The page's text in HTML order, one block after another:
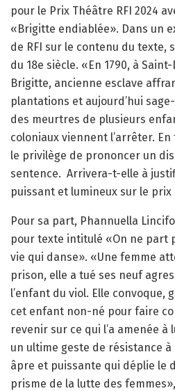
pour le Prix Théâtre RFI 2024
«Brigitte endiablée». Dans un
de RFI sur le contenu du texte,
du 18e siècle. «En 1790, à
Brigitte, ancienne esclave
plantations et aujourd’hui
des meurtres de plusieurs
coloniaux viennent l’arrêter.
le privilège de prononcer un
sentence. Arrivera-t-elle à
puissant et lumineux sur le
Pour sa part, Phannuella
pour texte intitulé «On ne part
vie qui danse». «Une femme
prison, elle a tué ses neuf
l’enfant du viol. Elle convoque,
cet enfant non-né pour faire
revenir sur ce qui l’a amenée à
un ultime geste de résistance à
âpre et puissante qui déplie le
prisme de la lutte des